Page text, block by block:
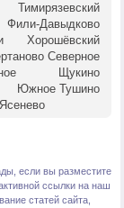
Тимирязевский
Фили-Давыдково
Хорошёвский
Северное
Щукино
Южное Тушино
Ясенево
если вы разместите
ссылки на наш
статей сайта,